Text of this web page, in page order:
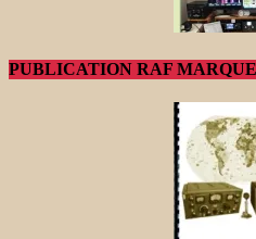
PUBLICATION RAF